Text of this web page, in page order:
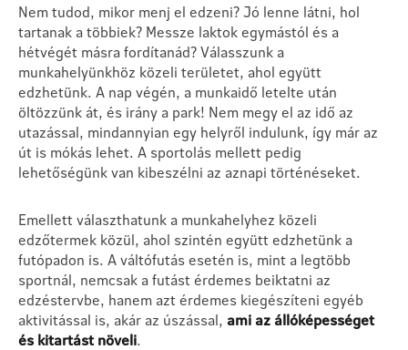
Nem tudod, mikor menj el edzeni? Jó lenne látni, hol
tartanak a többiek? Messze laktok egymástól és a
hétvégét másra fordítanád? Válasszunk a
munkahelyünkhöz közeli területet, ahol együtt
edzhetünk. A nap végén, a munkaidő letelte után
öltözzünk át, és irány a park! Nem megy el az idő az
utazással, mindannyian egy helyről indulunk, így már az
út is mókás lehet. A sportolás mellett pedig
lehetőségünk van kibeszélni az aznapi történéseket.
Emellett választhatunk a munkahelyhez közeli
edzőtermek közül, ahol szintén együtt edzhetünk a
futópadon is. A váltófutás esetén is, mint a legtöbb
sportnál, nemcsak a futást érdemes beiktatni az
edzéstervbe, hanem azt érdemes kiegészíteni egyéb
aktivitással is, akár az úszással, ami az állóképességet
és kitartást növeli.